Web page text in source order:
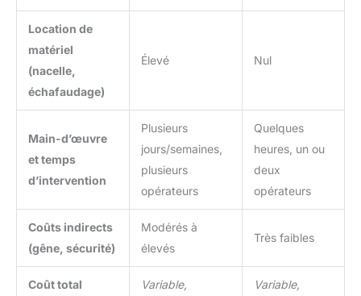
Location de
matériel
(nacelle,
échafaudage)
Élevé Nul
Main-d’œuvre
et temps
d’intervention
Plusieurs
jours/semaines,
plusieurs
opérateurs
Quelques
heures, un ou
deux
opérateurs
Coûts indirects
(gêne, sécurité)
Modérés à
élevés
Très faibles
Coût total
Variable,
Variable,